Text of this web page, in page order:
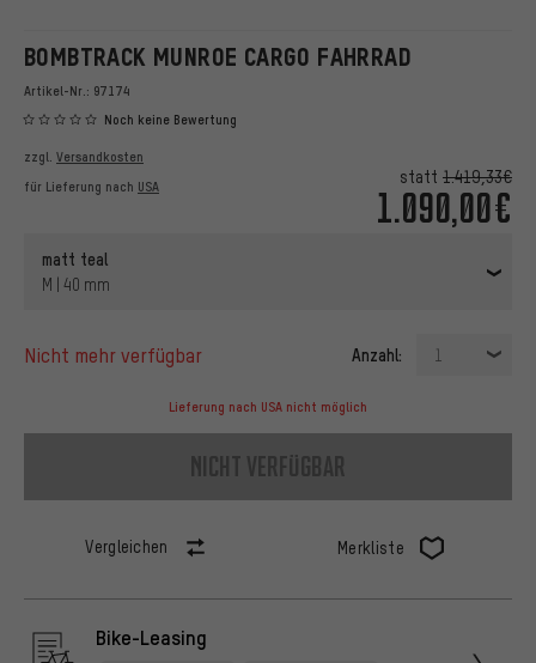
BOMBTRACK MUNROE CARGO FAHRRAD
Artikel-Nr.: 97174
Noch keine Bewertung
statt 1.419,33€
1.090,00€
zzgl. Versandkosten
für Lieferung nach USA
matt teal
M | 40 mm
nicht mehr verfügbar Anzahl: 1
Lieferung nach USA nicht möglich
nicht verfügbar
Vergleichen Merkliste
Bike-Leasing